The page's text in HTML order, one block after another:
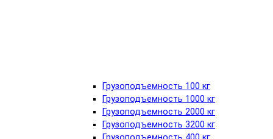
Грузоподъемность 100 кг
Грузоподъемность 1000 кг
Грузоподъемность 2000 кг
Грузоподъемность 3200 кг